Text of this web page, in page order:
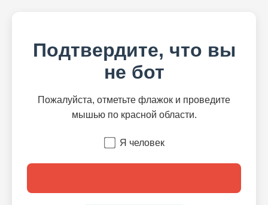
Подтвердите, что вы
не бот
Пожалуйста, отметьте флажок и проведите
мышью по красной области.
Я человек